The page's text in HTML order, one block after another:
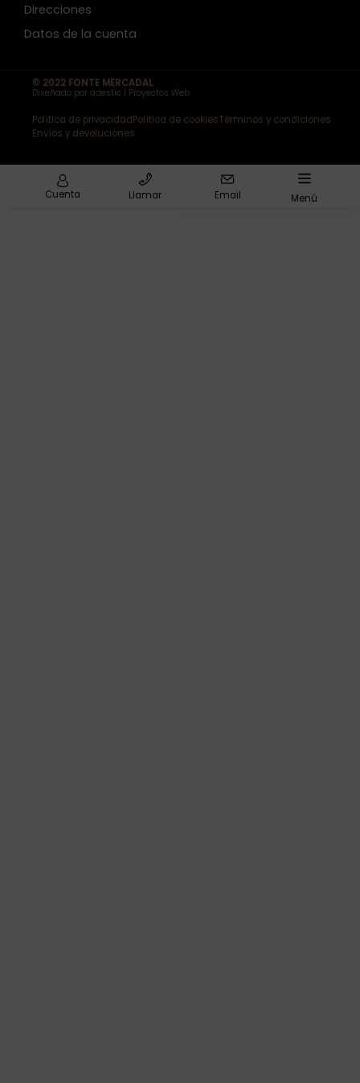
Direcciones
Datos de la cuenta
© 2022 FONTE MERCADAL
Diseñado por adestic | Proyectos Web
Política de privacidadPolítica de cookiesTérminos y condiciones
Envíos y devoluciones
Cuenta Llamar Email Menú